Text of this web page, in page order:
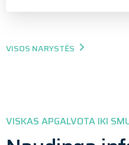
VISOS NARYSTĖS
VISKAS APGALVOTA IKI